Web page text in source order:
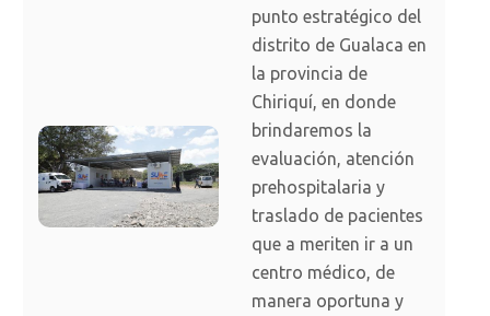
punto estratégico del
distrito de Gualaca en
la provincia de
Chiriquí, en donde
brindaremos la
evaluación, atención
prehospitalaria y
traslado de pacientes
que a meriten ir a un
centro médico, de
manera oportuna y